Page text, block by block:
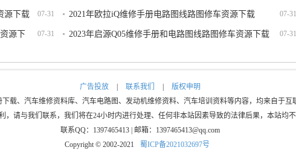
07-31
源下载 07-31
2021年欧拉iQ维修手册电路图线路图修车资源下载
07-31
源下 07-31
2023年启源Q05维修手册和电路图线路图修车资源下载
广告投放 联系我们
版权申明
载、汽车维修资料库、汽车电路图、发动机维修资料、汽车培训资料等内容，均来自于互
，请与我们联系，我们将在24小时内进行处理、任何非本站因素导致的法律后果，本站均不
联系QQ：1397465413 | 邮箱：1397465413@qq.com
Copyright © 2002-2021
蜀ICP备2021032697号